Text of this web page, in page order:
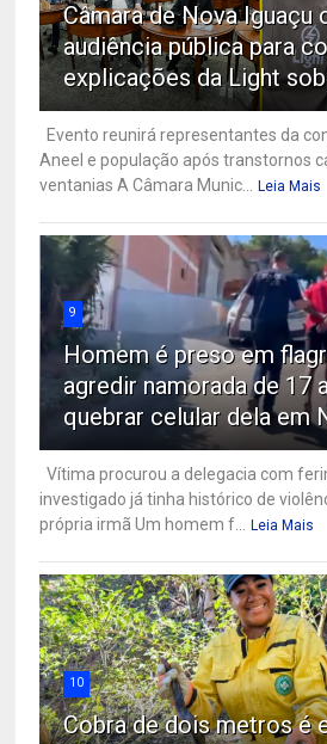
Câmara de Nova Iguaçu
audiência pública para
explicações da Light
Evento reunirá representantes da
Aneel e população após transtornos
ventanias A Câmara Munic... Leia Mais
9
Homem é preso em
agredir namorada de 17
quebrar celular dela em
Vítima procurou a delegacia com
investigado já tinha histórico de
própria irmã Um homem f... Leia Mais
10
Cobra de dois metros é